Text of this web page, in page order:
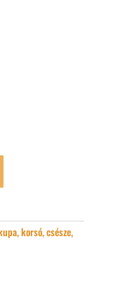
korsó, csésze,